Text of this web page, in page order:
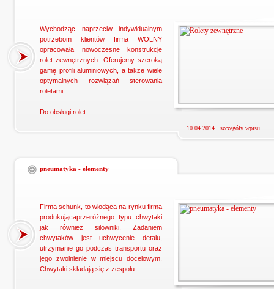
Wychodząc naprzeciw indywidualnym
potrzebom klientów firma WOLNY
opracowała nowoczesne konstrukcje
rolet zewnętrznych. Oferujemy szeroką
gamę profili aluminiowych, a także wiele
optymalnych rozwiązań sterowania
roletami.
Do obsługi rolet ...
10 04 2014 · szczegóły wpisu
pneumatyka - elementy
Firma schunk, to wiodąca na rynku firma
produkującaprzeróżnego typu chwytaki
jak również siłowniki. Zadaniem
chwytaków jest uchwycenie detalu,
utrzymanie go podczas transportu oraz
jego zwolnienie w miejscu docelowym.
Chwytaki składają się z zespołu ...